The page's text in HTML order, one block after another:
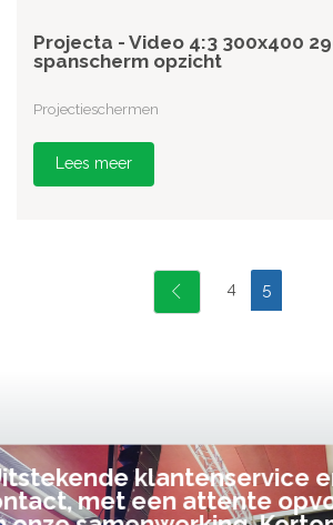
Projecta - Video 4:3 300x400
spanscherm opzicht
Projectieschermen
Lees meer
4 5
De audiovisuele
evenement heb ik